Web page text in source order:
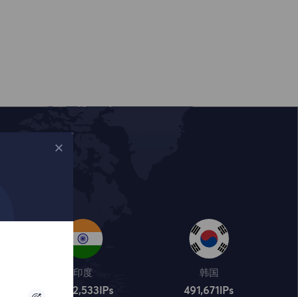
印度
4,322,534 IPs
韩国
491,672 IPs